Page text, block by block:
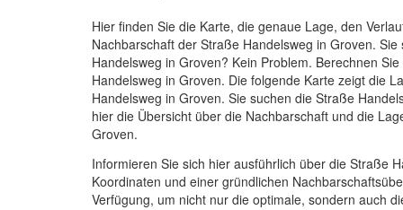
Hier finden Sie die Karte, die genaue Lage, den
Nachbarschaft der Straße Handelsweg in Groven.
Handelsweg in Groven? Kein Problem. Berechnen
Handelsweg in Groven. Die folgende Karte zeigt die
Handelsweg in Groven. Sie suchen die Straße
hier die Übersicht über die Nachbarschaft und die
Groven.
Informieren Sie sich hier ausführlich über die Straße
Koordinaten und einer gründlichen
Verfügung, um nicht nur die optimale, sondern auch